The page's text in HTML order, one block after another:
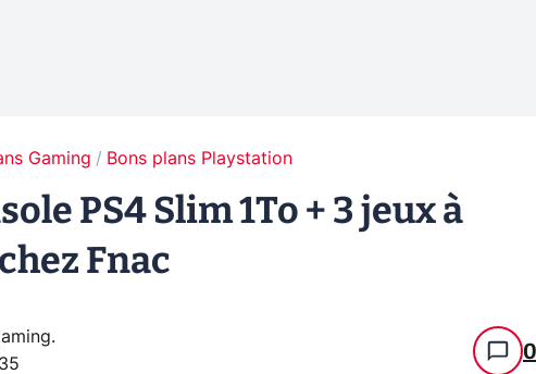
Gaming Bons plans Playstation
PS4 Slim 1To + 3 jeux à
Fnac
.
0